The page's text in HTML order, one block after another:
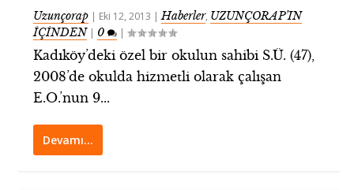
Uzunçorap | Eki 12, 2013 |Haberler, UZUNÇORAP’IN
İÇİNDEN| 0 |
Kadıköy’deki özel bir okulun sahibi S.Ü. (47),
2008’de okulda hizmetli olarak çalışan
E.O.’nun 9...
Devamı…